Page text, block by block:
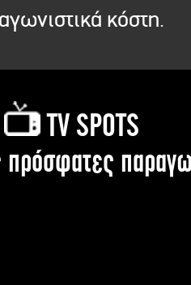
κόστη.
TV SPOTS
πρόσφατες